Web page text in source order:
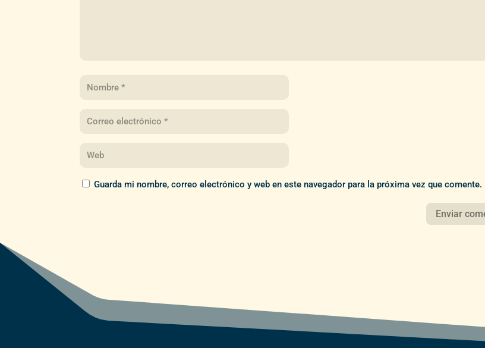
Guarda mi nombre, correo electrónico y web en este navegador para la próxima vez que comente.